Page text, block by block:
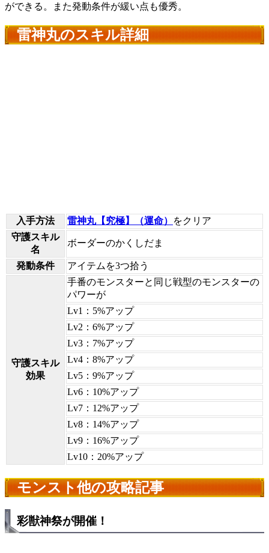
ができる。また発動条件が緩い点も優秀。
雷神丸のスキル詳細
入手方法 雷神丸【究極】（運命）
をクリア
守護スキル
名
ボーダーのかくしだま
発動条件 アイテムを3つ拾う
守護スキル
効果
手番のモンスターと同じ戦型のモンスターの
パワーが
Lv1：5%アップ
Lv2：6%アップ
Lv3：7%アップ
Lv4：8%アップ
Lv5：9%アップ
Lv6：10%アップ
Lv7：12%アップ
Lv8：14%アップ
Lv9：16%アップ
Lv10：20%アップ
モンスト他の攻略記事
彩獣神祭が開催！